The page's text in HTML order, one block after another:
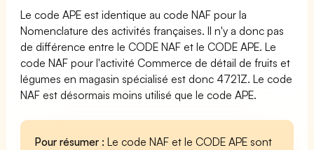
Le code APE est identique au code NAF pour la
Nomenclature des activités françaises. Il n'y a donc pas
de différence entre le CODE NAF et le CODE APE. Le
code NAF pour l'activité Commerce de détail de fruits et
légumes en magasin spécialisé est donc 4721Z. Le code
NAF est désormais moins utilisé que le code APE.
Pour résumer : Le code NAF et le CODE APE sont